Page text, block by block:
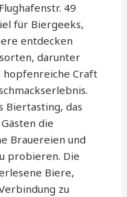
49
für Biergeeks,
entdecken
darunter
hopfenreiche Craft
Biertasting, das
die
Brauereien und
probieren. Die
Biere,
zu